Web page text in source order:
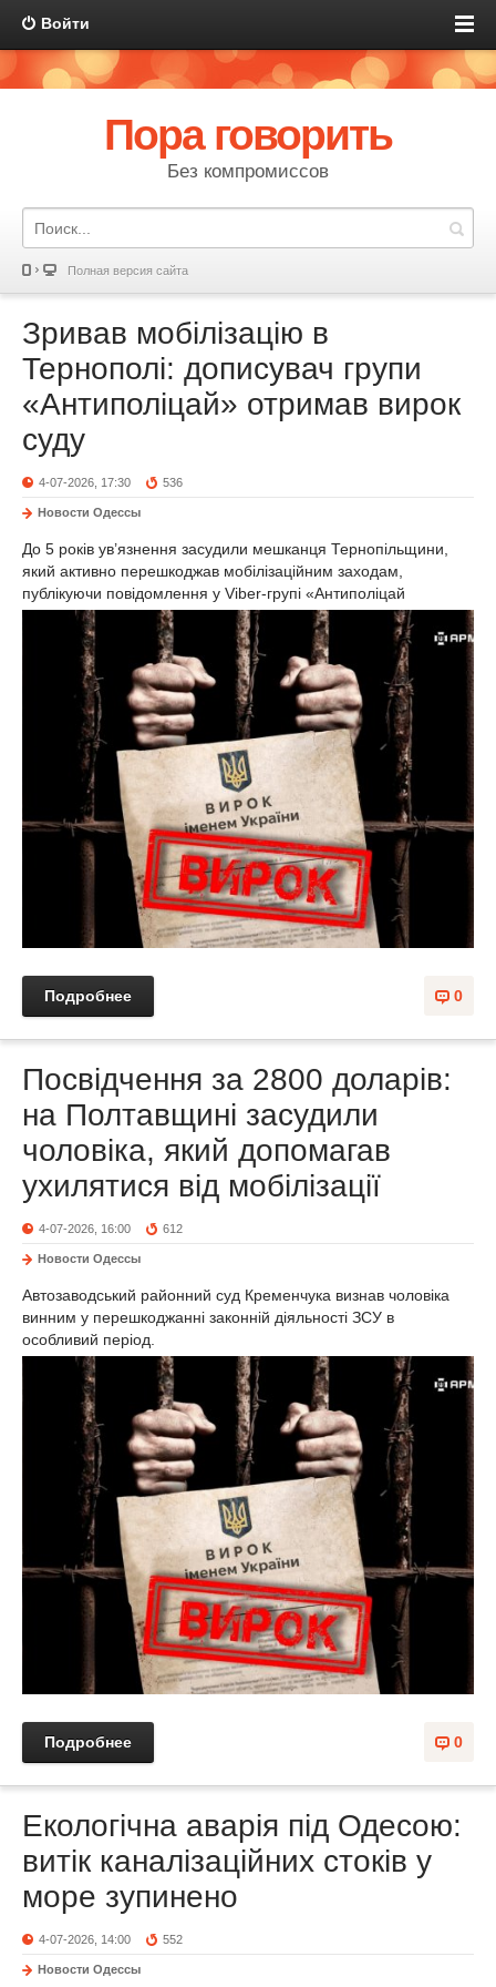
Войти
Пора говорить
Без компромиссов
Полная версия сайта
Зривав мобілізацію в
Тернополі: дописувач групи
«Антиполіцай» отримав вирок
суду
4-07-2026, 17:30 536
Новости Одессы
До 5 років ув’язнення засудили мешканця Тернопільщини,
який активно перешкоджав мобілізаційним заходам,
публікуючи повідомлення у Viber-групі «Антиполіцай
0
Подробнее
Посвідчення за 2800 доларів:
на Полтавщині засудили
чоловіка, який допомагав
ухилятися від мобілізації
4-07-2026, 16:00 612
Новости Одессы
Автозаводський районний суд Кременчука визнав чоловіка
винним у перешкоджанні законній діяльності ЗСУ в
особливий період.
0
Подробнее
Екологічна аварія під Одесою:
витік каналізаційних стоків у
море зупинено
4-07-2026, 14:00 552
Новости Одессы